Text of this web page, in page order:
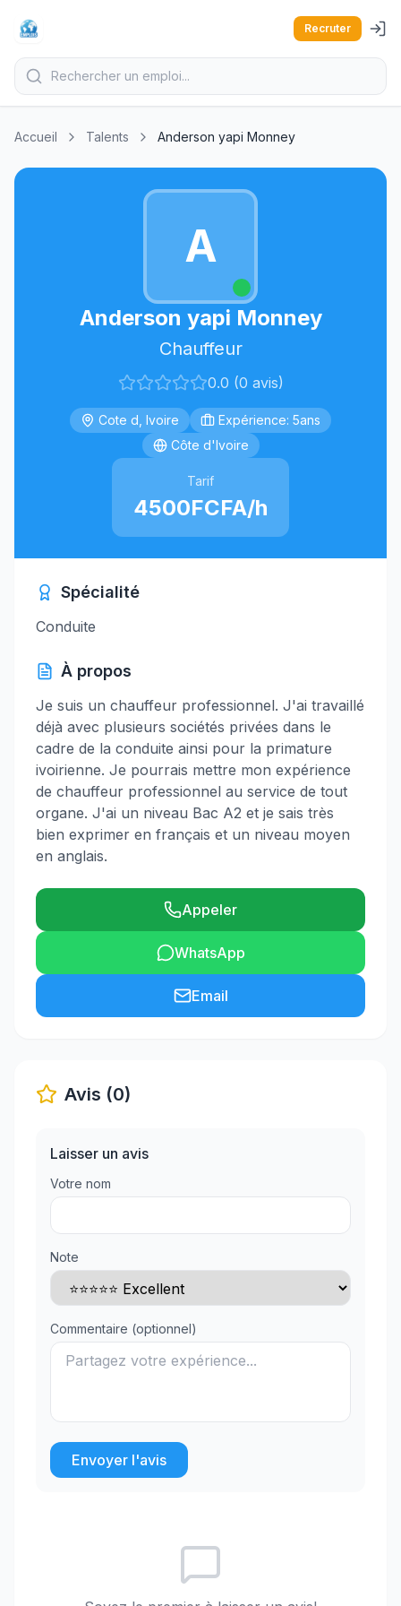
Recruter
Accueil Talents Anderson yapi Monney
A
Anderson yapi Monney
Chauffeur
0.0 (0 avis)
Cote d, Ivoire
Expérience: 5ans
Côte d'Ivoire
Tarif
4500FCFA/h
Spécialité
Conduite
À propos
Je suis un chauffeur professionnel. J'ai travaillé
déjà avec plusieurs sociétés privées dans le
cadre de la conduite ainsi pour la primature
ivoirienne. Je pourrais mettre mon expérience
de chauffeur professionnel au service de tout
organe. J'ai un niveau Bac A2 et je sais très
bien exprimer en français et un niveau moyen
en anglais.
Appeler
WhatsApp
Email
Avis (0)
Laisser un avis
Votre nom
Note
Commentaire (optionnel)
Envoyer l'avis